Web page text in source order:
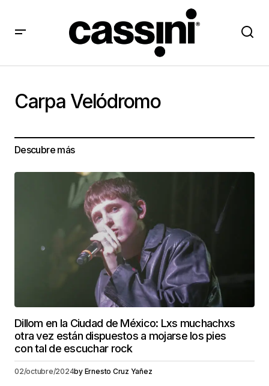
Carpa Velódromo
Descubre más
Dillom en la Ciudad de México: Lxs muchachxs
otra vez están dispuestos a mojarse los pies
con tal de escuchar rock
02/octubre/2024by Ernesto Cruz Yañez